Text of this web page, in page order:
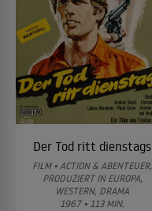
Der Tod ritt dienstags
FILM • ACTION & ABENTEUER,
PRODUZIERT IN EUROPA,
WESTERN, DRAMA
1967 • 113 MIN.